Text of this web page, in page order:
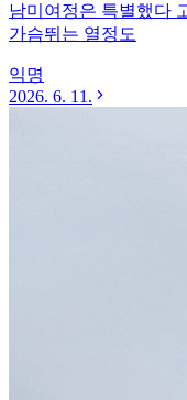
남미여정은 특별했다
가슴뛰는 열정도
익명
2026. 6. 11.